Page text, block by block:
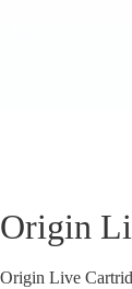
Origin
Origin Live